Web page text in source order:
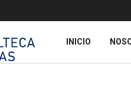
INICIO